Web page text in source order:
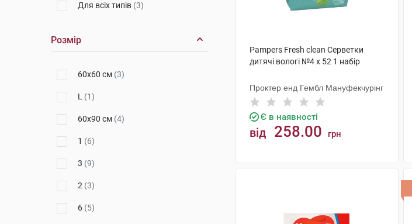
Для всіх типів (3)
Розмір
60х60 см (3)
L (1)
60х90 см (4)
1 (6)
3 (9)
2 (3)
6 (5)
Pampers Fresh clean Cерветки
дитячі вологі №4 х 52 1 набір
Проктер енд Гембл Мануфекчурінг
Є в наявності
від 258.00 грн